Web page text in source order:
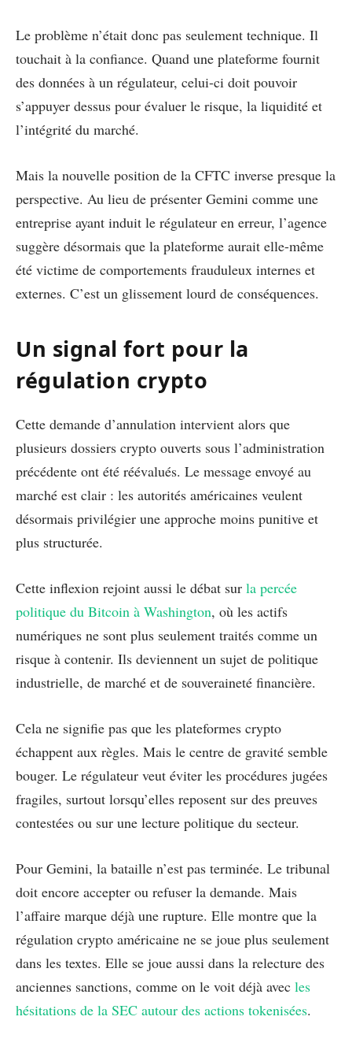
Le problème n’était donc pas seulement technique. Il
touchait à la confiance. Quand une plateforme fournit
des données à un régulateur, celui-ci doit pouvoir
s’appuyer dessus pour évaluer le risque, la liquidité et
l’intégrité du marché.
Mais la nouvelle position de la CFTC inverse presque la
perspective. Au lieu de présenter Gemini comme une
entreprise ayant induit le régulateur en erreur, l’agence
suggère désormais que la plateforme aurait elle-même
été victime de comportements frauduleux internes et
externes. C’est un glissement lourd de conséquences.
Un signal fort pour la
régulation crypto
Cette demande d’annulation intervient alors que
plusieurs dossiers crypto ouverts sous l’administration
précédente ont été réévalués. Le message envoyé au
marché est clair : les autorités américaines veulent
désormais privilégier une approche moins punitive et
plus structurée.
Cette inflexion rejoint aussi le débat sur la percée
politique du Bitcoin à Washington, où les actifs
numériques ne sont plus seulement traités comme un
risque à contenir. Ils deviennent un sujet de politique
industrielle, de marché et de souveraineté financière.
Cela ne signifie pas que les plateformes crypto
échappent aux règles. Mais le centre de gravité semble
bouger. Le régulateur veut éviter les procédures jugées
fragiles, surtout lorsqu’elles reposent sur des preuves
contestées ou sur une lecture politique du secteur.
Pour Gemini, la bataille n’est pas terminée. Le tribunal
doit encore accepter ou refuser la demande. Mais
l’affaire marque déjà une rupture. Elle montre que la
régulation crypto américaine ne se joue plus seulement
dans les textes. Elle se joue aussi dans la relecture des
anciennes sanctions, comme on le voit déjà avec les
hésitations de la SEC autour des actions tokenisées.